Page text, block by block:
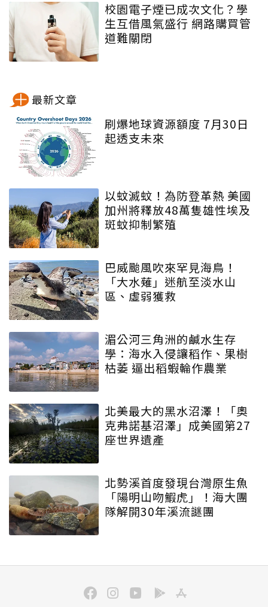
校園電子煙已成次文化？學
生互借風氣盛行 網路購買管
道難關閉
最新文章
刷爆地球資源額度 7月30日
起透支未來
以蚊滅蚊！為防登革熱 美國
加州將釋放48萬隻雄性埃及
斑蚊抑制繁殖
巴威颱風吹來罕見海鳥！
「大水薙」迷航至淡水山
區、虛弱獲救
湄公河三角洲的鹹水生存
學：海水入侵讓稻作、果樹
枯萎 逼出稻蝦輪作農業
北美最大的黑水沼澤！「奧
克弗諾基沼澤」成美國第27
座世界遺產
北勢溪首度發現台灣原生魚
「陽明山吻鰕虎」！海大團
隊解開30年溪流謎團